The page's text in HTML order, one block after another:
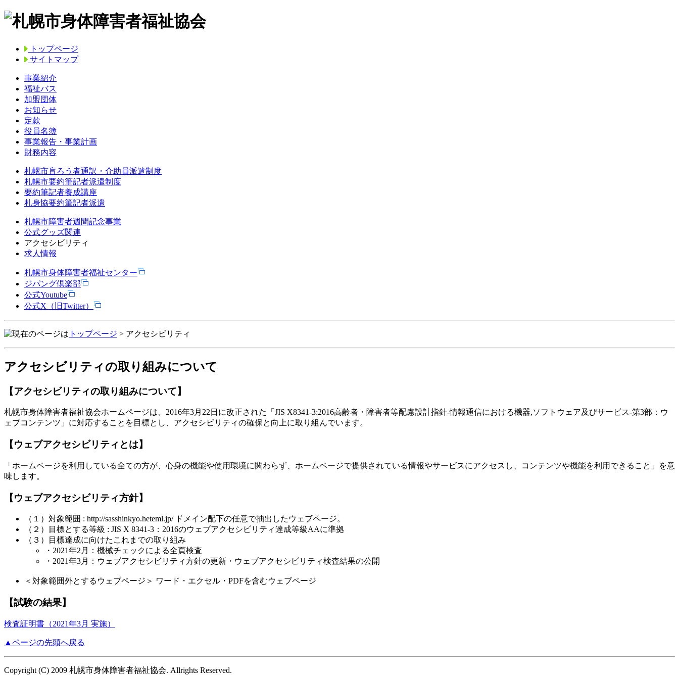
トップページ
サイトマップ
事業紹介
福祉バス
加盟団体
お知らせ
定款
役員名簿
事業報告・事業計画
財務内容
札幌市盲ろう者通訳・介助員派遣制度
札幌市要約筆記者派遣制度
要約筆記者養成講座
札身協要約筆記者派遣
札幌市障害者週間記念事業
公式グッズ関連
アクセシビリティ
求人情報
札幌市身体障害者福祉センター
ジパング倶楽部
公式Youtube
公式X（旧Twitter）
トップページ > アクセシビリティ
アクセシビリティの取り組みについて
【アクセシビリティの取り組みについて】
札幌市身体障害者福祉協会ホームページは、2016年3月22日に改正された「JIS X8341-3:2016高齢者・障害者等配慮設計指針-情報通信における機器,ソフトウェア及びサービス-第3部：ウ
ェブコンテンツ」に対応することを目標とし、アクセシビリティの確保と向上に取り組んでいます。
【ウェブアクセシビリティとは】
「ホームページを利用している全ての方が、心身の機能や使用環境に関わらず、ホームページで提供されている情報やサービスにアクセスし、コンテンツや機能を利用できること」を意
味します。
【ウェブアクセシビリティ方針】
（１）対象範囲 : http://sasshinkyo.heteml.jp/ ドメイン配下の任意で抽出したウェブページ。
（２）目標とする等級 : JIS X 8341-3：2016のウェブアクセシビリティ達成等級AAに準拠
（３）目標達成に向けたこれまでの取り組み
・2021年2月：機械チェックによる全頁検査
・2021年3月：ウェブアクセシビリティ方針の更新・ウェブアクセシビリティ検査結果の公開
＜対象範囲外とするウェブページ＞ ワード・エクセル・PDFを含むウェブページ
【試験の結果】
検査証明書（2021年3月 実施）
▲ページの先頭へ戻る
Copyright (C) 2009 札幌市身体障害者福祉協会. Allrights Reserved.